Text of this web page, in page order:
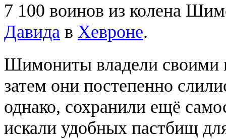
7 100 воинов из колена
Давида в Хевроне.
Шимониты владели своими
затем они постепенно
однако, сохранили ещё
искали удобных пастбищ